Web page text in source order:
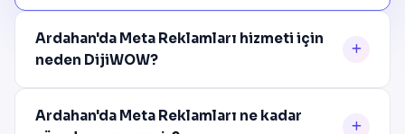
Ardahan'da Meta Reklamları hizmeti için
neden DijiWOW?
Ardahan'da Meta Reklamları ne kadar